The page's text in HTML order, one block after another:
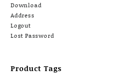
Download
Address
Logout
Lost Password
Product Tags